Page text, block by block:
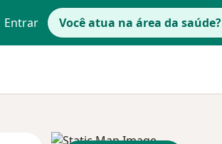
Entrar Você atua na área da saúde?